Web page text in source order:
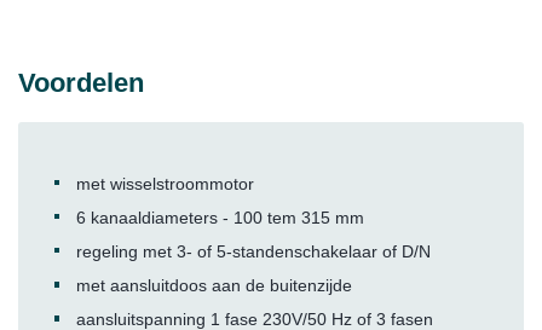
Voordelen
met wisselstroommotor
6 kanaaldiameters - 100 tem 315 mm
regeling met 3- of 5-standenschakelaar of D/N
met aansluitdoos aan de buitenzijde
aansluitspanning 1 fase 230V/50 Hz of 3 fasen